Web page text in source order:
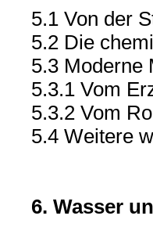
5.1 Von der
5.2 Die
5.3 Moderne
5.3.1 Vom
5.3.2 Vom
5.4 Weitere
6. Wasser